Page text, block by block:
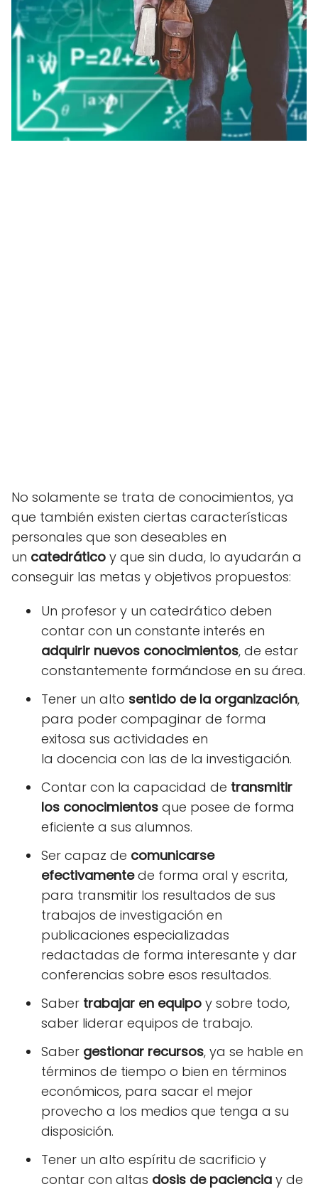
No solamente se trata de conocimientos, ya
que también existen ciertas características
personales que son deseables en
un catedrático y que sin duda, lo ayudarán a
conseguir las metas y objetivos propuestos:
Un profesor y un catedrático deben
contar con un constante interés en
adquirir nuevos conocimientos, de estar
constantemente formándose en su área.
Tener un alto sentido de la organización,
para poder compaginar de forma
exitosa sus actividades en
la docencia con las de la investigación.
Contar con la capacidad de transmitir
los conocimientos que posee de forma
eficiente a sus alumnos.
Ser capaz de comunicarse
efectivamentede forma oral y escrita,
para transmitir los resultados de sus
trabajos de investigación en
publicaciones especializadas
redactadas de forma interesante y dar
conferencias sobre esos resultados.
Saber trabajar en equipo y sobre todo,
saber liderar equipos de trabajo.
Saber gestionar recursos, ya se hable en
términos de tiempo o bien en términos
económicos, para sacar el mejor
provecho a los medios que tenga a su
disposición.
Tener un alto espíritu de sacrificio y
contar con altas dosis de paciencia y de